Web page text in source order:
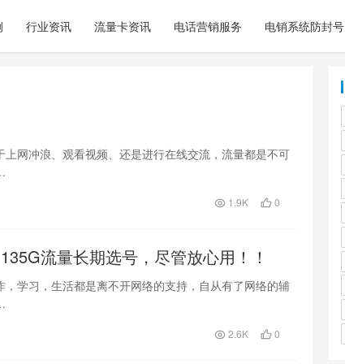
行业资讯 流量卡资讯 电话营销服务 电销系统防封号
网冲浪、观看视频、还是进行在线交流，流量都是不可
1.9K 0
流量长期选号，尽管放心用！！
学习，生活都是离不开网络的支持，自从有了网络的辅
2.6K 0